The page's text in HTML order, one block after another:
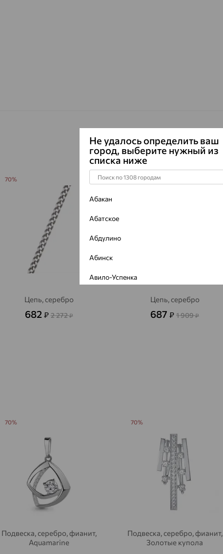
Цепь, серебро
682 ₽ 2 272₽
70%
Цепь, серебро
687 ₽ 1 909₽
64%
Подвеска, серебро, фианит,
Aquamarine
70%
Подвеска, серебро, фианит,
Золотые купола
70%
Не удалось определить ваш
город, выберите нужный из
списка ниже
Абакан
Абатское
Абдулино
Абинск
Авило-Успенка
Алапаевск